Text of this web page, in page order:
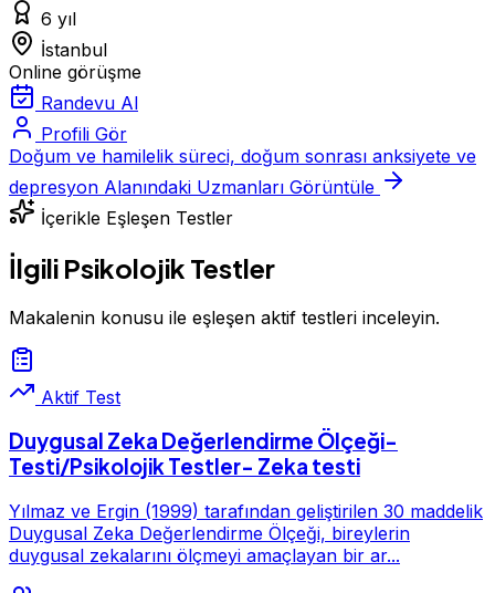
6 yıl
İstanbul
Online görüşme
Randevu Al
Profili Gör
Doğum ve hamilelik süreci, doğum sonrası anksiyete ve
depresyon Alanındaki Uzmanları Görüntüle
İçerikle Eşleşen Testler
İlgili Psikolojik Testler
Makalenin konusu ile eşleşen aktif testleri inceleyin.
Aktif Test
Duygusal Zeka Değerlendirme Ölçeği-
Testi/Psikolojik Testler- Zeka testi
Yılmaz ve Ergin (1999) tarafından geliştirilen 30 maddelik
Duygusal Zeka Değerlendirme Ölçeği, bireylerin
duygusal zekalarını ölçmeyi amaçlayan bir ar...